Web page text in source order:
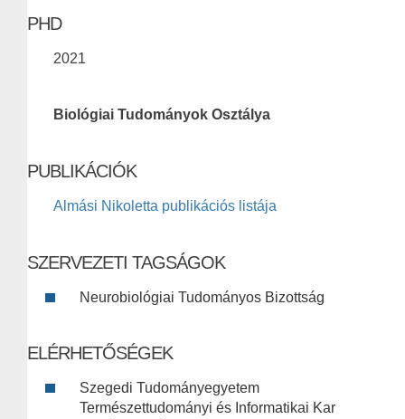
PHD
2021
Biológiai Tudományok Osztálya
PUBLIKÁCIÓK
Almási Nikoletta publikációs listája
SZERVEZETI TAGSÁGOK
Neurobiológiai Tudományos Bizottság
ELÉRHETŐSÉGEK
Szegedi Tudományegyetem
Természettudományi és Informatikai Kar